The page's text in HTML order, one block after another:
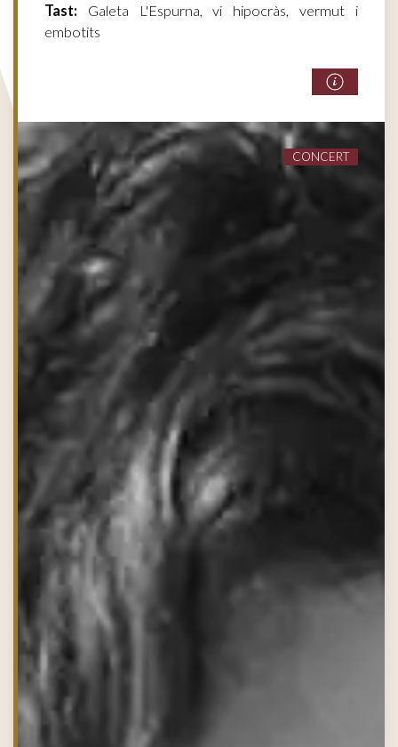
Tast: Galeta L'Espurna, vi hipocràs, vermut i
embotits
CONCERT